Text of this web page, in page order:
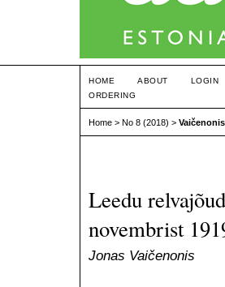
HOME ABOUT LOGIN
ORDERING
Home > No 8 (2018) > Vaičenonis
Leedu
novembrist
Jonas Vaičenonis